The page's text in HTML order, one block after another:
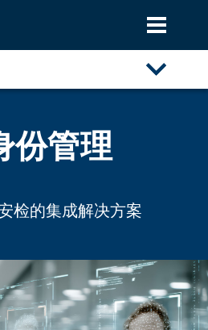
份管理
检的集成解决方案